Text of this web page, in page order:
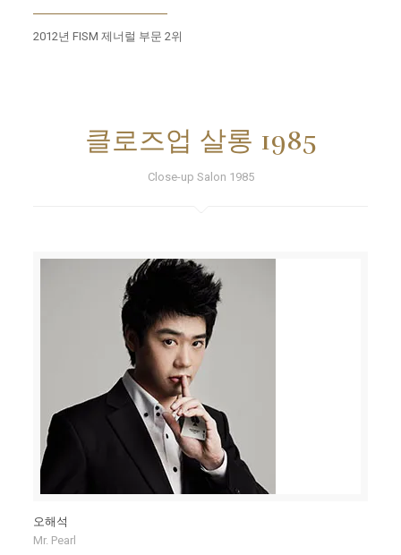
2012년 FISM 제너럴 부문 2위
클로즈업 살롱 1985
Close-up Salon 1985
오해석
Mr. Pearl